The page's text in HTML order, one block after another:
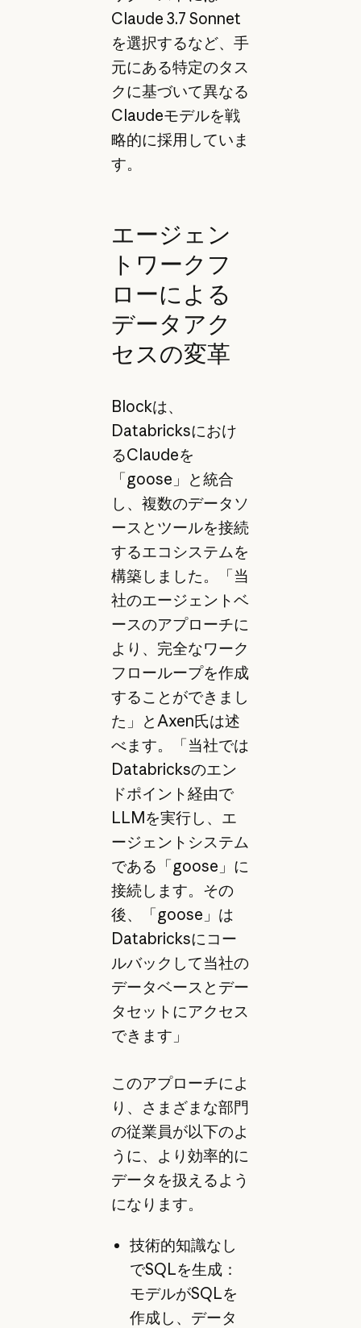
Claude 3.7 Sonnet
を選択するなど、手
元にある特定のタス
クに基づいて異なる
Claudeモデルを戦
略的に採用していま
す。
エージェン
トワークフ
ローによる
データアク
セスの変革
Blockは、
Databricksにおけ
るClaudeを
「goose」と統合
し、複数のデータソ
ースとツールを接続
するエコシステムを
構築しました。「当
社のエージェントベ
ースのアプローチに
より、完全なワーク
フローループを作成
することができまし
た」とAxen氏は述
べます。「当社では
Databricksのエン
ドポイント経由で
LLMを実行し、エ
ージェントシステム
である「goose」に
接続します。その
後、「goose」は
Databricksにコー
ルバックして当社の
データベースとデー
タセットにアクセス
できます」
このアプローチによ
り、さまざまな部門
の従業員が以下のよ
うに、より効率的に
データを扱えるよう
になります。
技術的知識なし
でSQLを生成：
モデルがSQLを
作成し、データ